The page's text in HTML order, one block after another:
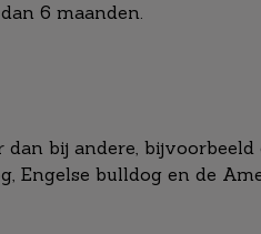
6 maanden.
bij andere,
Engelse bulldog en de